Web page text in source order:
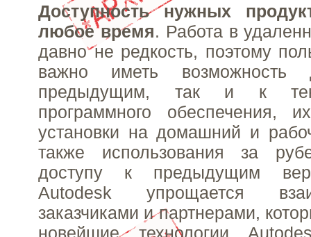
Доступность нужных
любое время. Работа в
давно не редкость, поэтому
важно иметь возможность
предыдущим, так и к
программного обеспечения,
установки на домашний и
также использования за
доступу к предыдущим
Autodesk упрощается
заказчиками и партнерами,
новейшие технологии